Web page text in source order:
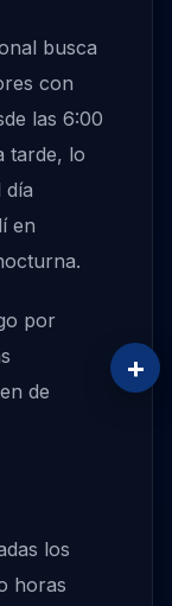
busca
con
las 6:00
tarde, lo
día
en
por
de
los
horas
+